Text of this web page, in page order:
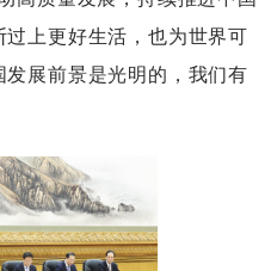
上更好生活，也为世界可
展前景是光明的，我们有